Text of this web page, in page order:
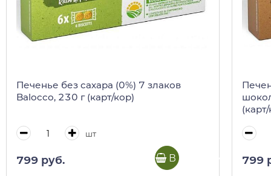
Печенье без сахара (0%) 7 злаков
Balocco, 230 г (карт/кор)
шт
799 руб. В корзину 799